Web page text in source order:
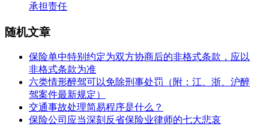
承担责任
随机文章
保险单中特别约定为双方协商后的非格式条款，应以
非格式条款为准
六类情形醉驾可以免除刑事处罚（附：江、浙、沪醉
驾案件最新规定）
交通事故处理简易程序是什么？
保险公司应当深刻反省保险业律师的七大悲哀